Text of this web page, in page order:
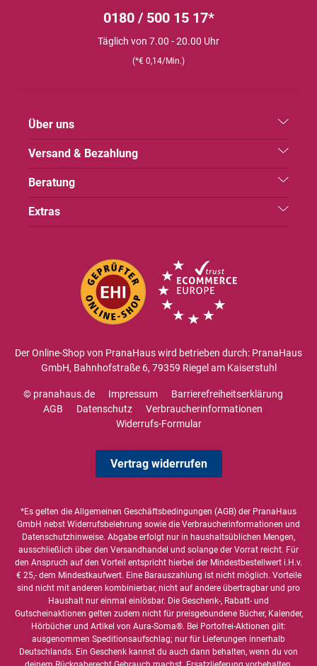
0180 / 500 15 17*
Täglich von 7.00 - 20.00 Uhr
(*€ 0,14/Min.)
Über uns
Versand & Bezahlung
Beratung
Extras
Der Online-Shop von PranaHaus wird betrieben durch: PranaHaus
GmbH, Bahnhofstraße 6, 79359 Riegel am Kaiserstuhl
© pranahaus.de Impressum
Barrierefreiheitserklärung
AGB
Datenschutz
Verbraucherinformationen
Widerrufs-Formular
Vertrag widerrufen
*Es gelten die Allgemeinen Geschäftsbedingungen (AGB) der PranaHaus
GmbH nebst Widerrufsbelehrung sowie die Verbraucherinformationen und
Datenschutzhinweise. Abgabe erfolgt nur in haushaltsüblichen Mengen,
ausschließlich über den Versandhandel und solange der Vorrat reicht. Für
den Anspruch auf den Vorteil entspricht hierbei der Mindestbestellwert i.H.v.
€ 25,- dem Mindestkaufwert. Eine Barauszahlung ist nicht möglich. Vorteile
sind nicht mit anderen kombinierbar, nicht auf andere übertragbar und pro
Haushalt nur einmal einlösbar. Die Geschenk-, Rabatt- und
Gutscheinaktionen gelten zudem nicht für preisgebundene Bücher, Kalender,
Hörbücher und Artikel von Aura-Soma®. Bei Portofrei-Aktionen gilt:
ausgenommen Speditionsaufschlag; nur für Lieferungen innerhalb
Deutschlands. Ein Geschenk kannst du auch dann behalten, wenn du von